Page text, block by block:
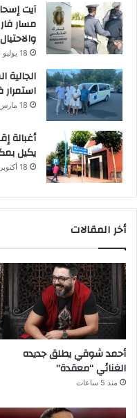
آيت
مسار
والاحتيال
18 يوليو 2024
الجالية
استمرار
18 مارس 2024
أغبالة
يكيل
18 أكتوبر 2023
أخر المقالات
أحمد شوقي يطلق جديده
الغنائي “معقدة”
منذ 5 ساعات